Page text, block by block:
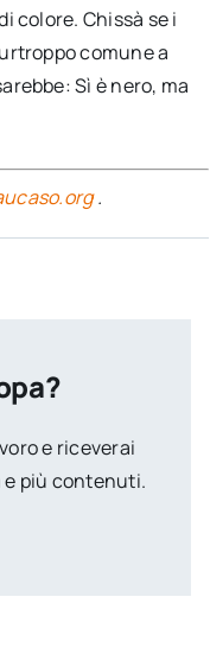
colore. Chissà se i
comune a
Sì è nero, ma
.
e riceverai
più contenuti.